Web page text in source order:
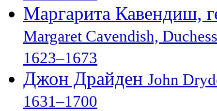
Маргарита Кавендиш,
Margaret Cavendish,
1623–1673
Джон Драйден John
1631–1700